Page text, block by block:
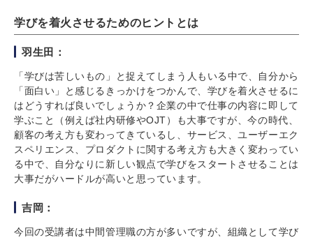
学びを着火させるためのヒントとは
羽生田：
「学びは苦しいもの」と捉えてしまう人もいる中で、自分から
「面白い」と感じるきっかけをつかんで、学びを着火させるに
はどうすれば良いでしょうか？企業の中で仕事の内容に即して
学ぶこと（例えば社内研修やOJT）も大事ですが、今の時代、
顧客の考え方も変わってきているし、サービス、ユーザーエク
スペリエンス、プロダクトに関する考え方も大きく変わってい
る中で、自分なりに新しい観点で学びをスタートさせることは
大事だがハードルが高いと思っています。
吉岡：
今回の受講者は中間管理職の方が多いですが、組織として学び